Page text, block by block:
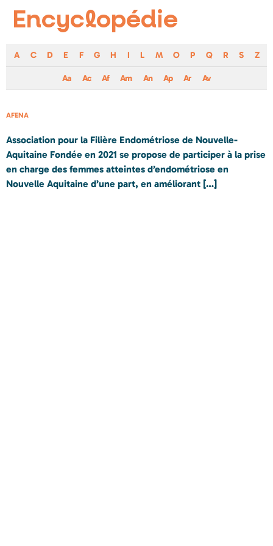
Encyclopédie
A C D E F G H I L M O P Q R S Z
Aa Ac Af Am An Ap Ar Av
AFENA
Association pour la Filière Endométriose de Nouvelle-
Aquitaine Fondée en 2021 se propose de participer à la prise
en charge des femmes atteintes d’endométriose en
Nouvelle Aquitaine d’une part, en améliorant […]